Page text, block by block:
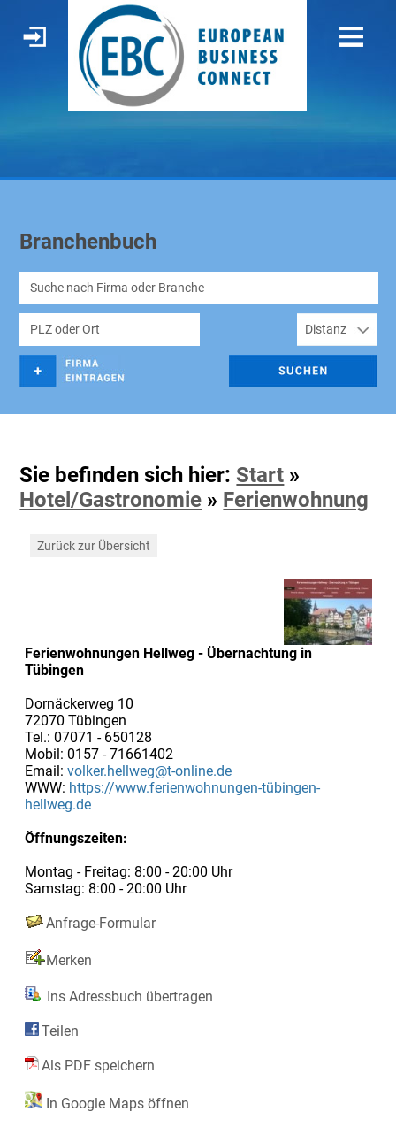
Branchenbuch
Sie befinden sich hier: Start »
Hotel/Gastronomie » Ferienwohnung
Zurück zur Übersicht
Ferienwohnungen Hellweg - Übernachtung in
Tübingen
Dornäckerweg 10
72070 Tübingen
Tel.: 07071 - 650128
Mobil: 0157 - 71661402
Email: volker.hellweg@t-online.de
WWW: https://www.ferienwohnungen-tübingen-
hellweg.de
Öffnungszeiten:
Montag - Freitag: 8:00 - 20:00 Uhr
Samstag: 8:00 - 20:00 Uhr
Anfrage-Formular
Merken
Ins Adressbuch übertragen
Teilen
Als PDF speichern
In Google Maps öffnen